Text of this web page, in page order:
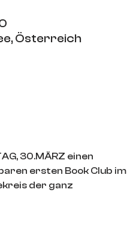
Österreich
30.MÄRZ einen
ersten Book Club im
der ganz